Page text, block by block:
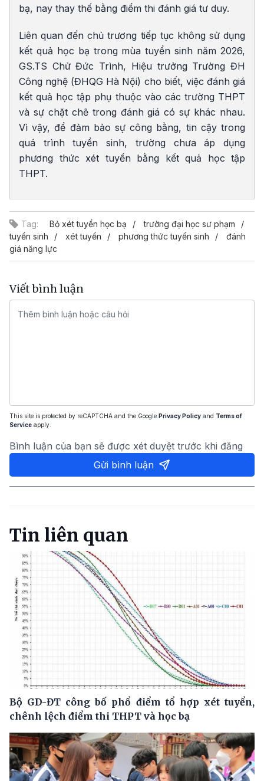
bạ, nay thay thế bằng điểm thi đánh giá tư duy.
Liên quan đến chủ trương tiếp tục không sử dụng
kết quả học bạ trong mùa tuyển sinh năm 2026,
GS.TS Chử Đức Trình, Hiệu trưởng Trường ĐH
Công nghệ (ĐHQG Hà Nội) cho biết, việc đánh giá
kết quả học tập phụ thuộc vào các trường THPT
và sự chặt chẽ trong đánh giá có sự khác nhau.
Vì vậy, để đảm bảo sự công bằng, tin cậy trong
quá trình tuyển sinh, trường chưa áp dụng
phương thức xét tuyển bằng kết quả học tập
THPT.
Tag: Bỏ xét tuyển học bạ
trường đại học sư phạm
tuyển sinh
xét tuyển phương thức tuyển sinh
đánh
giá năng lực
Viết bình luận
This site is protected by reCAPTCHA and the Google Privacy Policy and Terms of
Service apply.
Bình luận của bạn sẽ được xét duyệt trước khi đăng
Gửi bình luận
Tin liên quan
Bộ GD-ĐT công bố phổ điểm tổ hợp xét tuyển,
chênh lệch điểm thi THPT và học bạ